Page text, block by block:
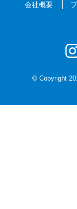
会社概要
© Copyright